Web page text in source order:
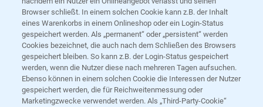
Browser schließt. In einem solchen Cookie kann z.B. der Inhalt
eines Warenkorbs in einem Onlineshop oder ein Login-Status
gespeichert werden. Als „permanent“ oder „persistent“ werden
Cookies bezeichnet, die auch nach dem Schließen des Browsers
gespeichert bleiben. So kann z.B. der Login-Status gespeichert
werden, wenn die Nutzer diese nach mehreren Tagen aufsuchen.
Ebenso können in einem solchen Cookie die Interessen der Nutzer
gespeichert werden, die für Reichweitenmessung oder
Marketingzwecke verwendet werden. Als „Third-Party-Cookie“